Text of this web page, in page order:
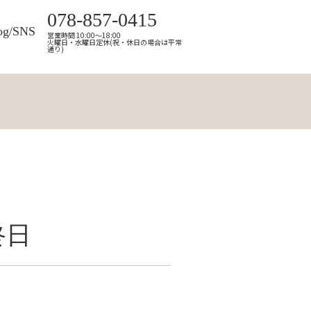
SNS
078-857-0415
営業時間 10:00～18:00
火曜日・水曜日定休(祝・休日の場合は平常
通り)